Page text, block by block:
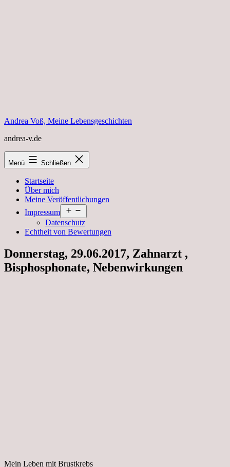
Andrea Voß, Meine Lebensgeschichten
andrea-v.de
Menü Schließen
Startseite
Über mich
Meine Veröffentlichungen
Impressum
öffnen
Datenschutz
Echtheit von Bewertungen
Donnerstag, 29.06.2017, Zahnarzt ,
Bisphosphonate, Nebenwirkungen
Mein Leben mit Brustkrebs